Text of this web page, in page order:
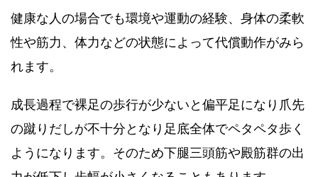
健康な人の場合でも環境や運動の経験、身体の柔軟
性や筋力、体力などの状態によって代償動作がみら
れます。
成長過程で裸足の歩行が少ないと偏平足になり爪先
の蹴りだしが不十分となり足底全体でペタペタ歩く
ようになります。そのため下腿三頭筋や殿筋群の出